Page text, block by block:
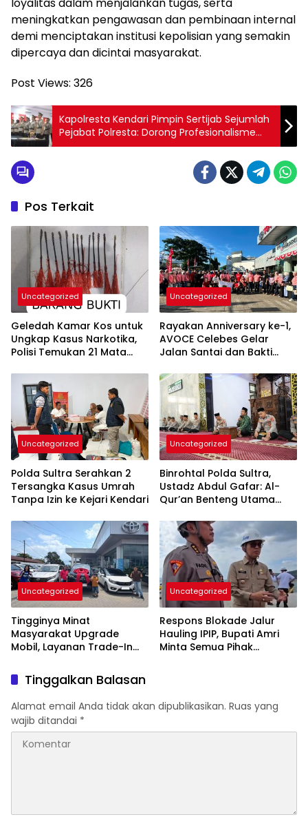
loyalitas dalam menjalankan tugas, serta
meningkatkan pengawasan dan pembinaan internal
demi menciptakan institusi kepolisian yang semakin
dipercaya dan dicintai masyarakat.
Post Views: 326
Kapolresta Kendari Pimpin Sertijab Sejumlah
Pejabat Polresta: Dorong Profesionalisme
dan Pelayanan Publik
Pos Terkait
Uncategorized
Geledah Kamar Kos untuk
Ungkap Kasus Narkotika,
Polisi Temukan 21 Mata
Uncategorized
Rayakan Anniversary ke-1,
AVOCE Celebes Gelar
Jalan Santai dan Bakti
Uncategorized
Polda Sultra Serahkan 2
Tersangka Kasus Umrah
Tanpa Izin ke Kejari Kendari
Uncategorized
Binrohtal Polda Sultra,
Ustadz Abdul Gafar: Al-
Qur’an Benteng Utama
Penyimpangan Sosial
Uncategorized
Tingginya Minat
Masyarakat Upgrade
Mobil, Layanan Trade-In
Permintaan
Uncategorized
Respons Blokade Jalur
Hauling IPIP, Bupati Amri
Minta Semua Pihak
Tinggalkan Balasan
Alamat email Anda tidak akan dipublikasikan. Ruas yang
wajib ditandai *